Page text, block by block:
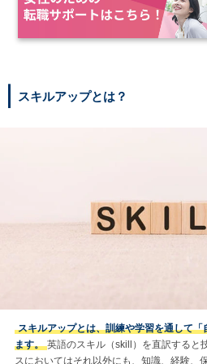
スキルアップとは？
スキルアップとは、訓練や学習を通して
ます。 英語のスキル（skill）を直訳すると
スにおいてはそれ以外にも、知識、経験、